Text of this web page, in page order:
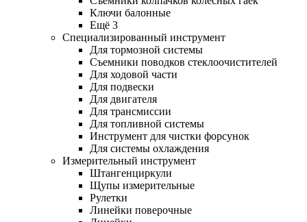
Ключи балонные
Ещё 3
Специализированный инструмент
Для тормозной системы
Съемники поводков стеклоочистителей
Для ходовой части
Для подвески
Для двигателя
Для трансмиссии
Для топливной системы
Инструмент для чистки форсунок
Для системы охлаждения
Измерительный инструмент
Штангенциркули
Щупы измерительные
Рулетки
Линейки поверочные